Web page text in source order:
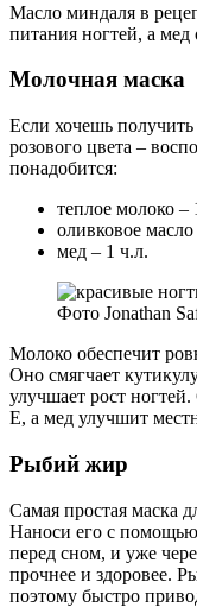
Масло миндаля в
питания ногтей, а мед
Молочная маска
Если хочешь
розового цвета –
понадобится:
теплое молоко –
оливковое
мед – 1 ч.л.
Фото Jonathan
Молоко обеспечит
Оно смягчает
улучшает рост
Е, а мед улучшит
Рыбий жир
Самая простая маска
Наноси его с
перед сном, и уже
прочнее и здоровее.
поэтому быстро